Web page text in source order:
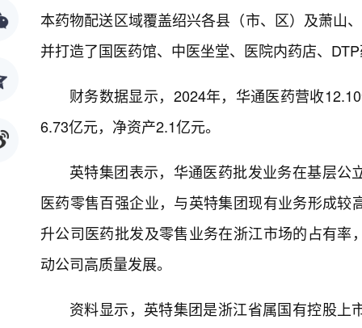
本药物配送区域覆盖绍兴各县（市、区）及萧山
并打造了国医药馆、中医坐堂、医院内药店、
财务数据显示，2024年，华通医药营收
6.73亿元，净资产2.1亿元。
英特集团表示，华通医药批发业务在基层
医药零售百强企业，与英特集团现有业务形成
升公司医药批发及零售业务在浙江市场的占有
动公司高质量发展。
资料显示，英特集团是浙江省属国有控股